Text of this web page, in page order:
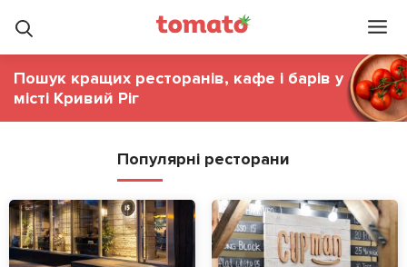
Пошук кращих ресторанів, кафе і барів у
місті Кривий Ріг
Популярні ресторани